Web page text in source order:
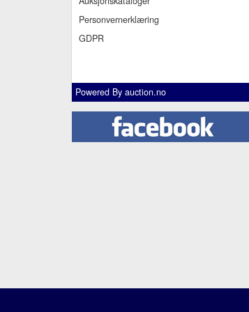
Personvernerklæring
GDPR
Powered By auction.no